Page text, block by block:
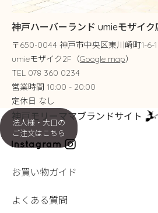
神戸ハーバーランド umieモザイク
〒650-0044 神戸市中央区東川崎町1-6-1
umieモザイク2F（Google map）
TEL 078 360 0234
営業時間 10:00 - 20:00
定休日 なし
法人様・大口の
ご注文はこちら
神戸モリーママブランドサイト
お買い物ガイド
よくある質問